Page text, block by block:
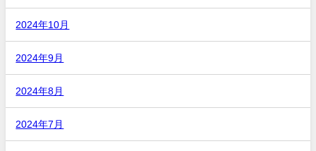
2024年10月
2024年9月
2024年8月
2024年7月